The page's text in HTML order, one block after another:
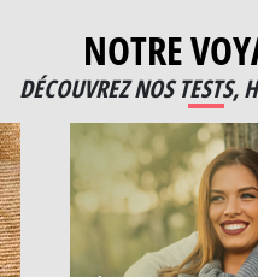
NOTRE
DÉCOUVREZ NOS TESTS,